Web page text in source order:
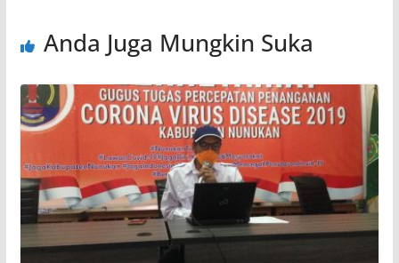
Anda Juga Mungkin Suka